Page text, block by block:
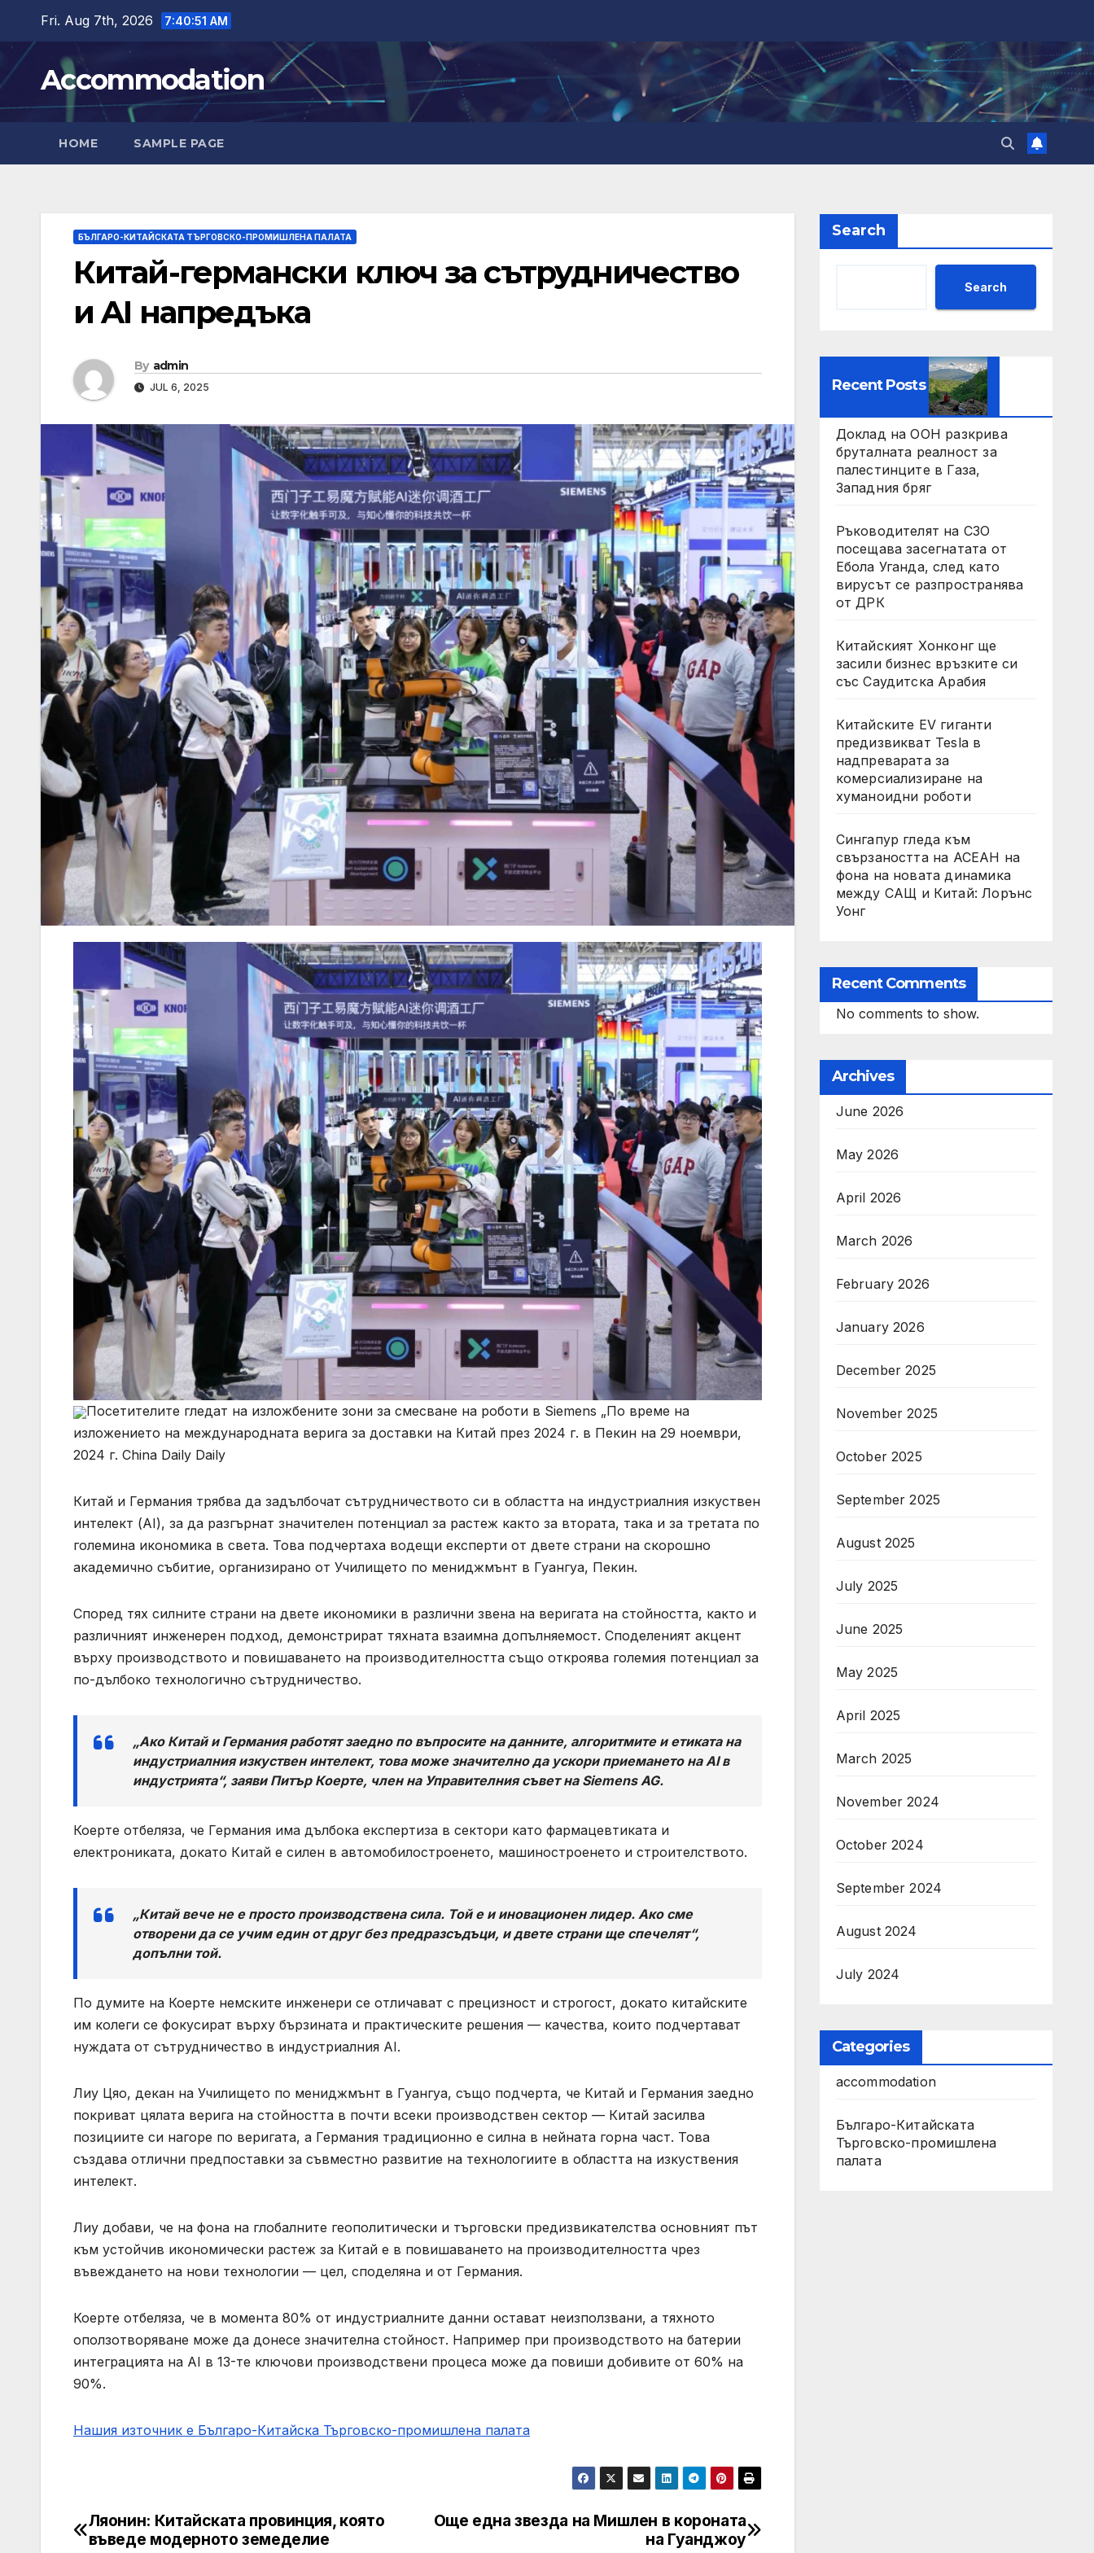
content
Fri. Aug 7th, 2026 7:40:53 AM
Accommodation
HOME SAMPLE PAGE
БЪЛГАРО-КИТАЙСКАТА ТЪРГОВСКО-ПРОМИШЛЕНА ПАЛАТА
Китай-германски ключ за сътрудничество
и AI напредъка
By admin
JUL 6, 2025
Посетителите гледат на изложбените зони за смесване на роботи в Siemens „По време на
изложението на международната верига за доставки на Китай през 2024 г. в Пекин на 29 ноември,
2024 г. China Daily Daily
Китай и Германия трябва да задълбочат сътрудничеството си в областта на индустриалния изкуствен
интелект (AI), за да разгърнат значителен потенциал за растеж както за втората, така и за третата по
големина икономика в света. Това подчертаха водещи експерти от двете страни на скорошно
академично събитие, организирано от Училището по мениджмънт в Гуангуа, Пекин.
Според тях силните страни на двете икономики в различни звена на веригата на стойността, както и
различният инженерен подход, демонстрират тяхната взаимна допълняемост. Споделеният акцент
върху производството и повишаването на производителността също откроява големия потенциал за
по-дълбоко технологично сътрудничество.
„Ако Китай и Германия работят заедно по въпросите на данните, алгоритмите и етиката на
индустриалния изкуствен интелект, това може значително да ускори приемането на AI в
индустрията“, заяви Питър Коерте, член на Управителния съвет на Siemens AG.
Коерте отбеляза, че Германия има дълбока експертиза в сектори като фармацевтиката и
електрониката, докато Китай е силен в автомобилостроенето, машиностроенето и строителството.
„Китай вече не е просто производствена сила. Той е и иновационен лидер. Ако сме
отворени да се учим един от друг без предразсъдъци, и двете страни ще спечелят“,
допълни той.
По думите на Коерте немските инженери се отличават с прецизност и строгост, докато китайските
им колеги се фокусират върху бързината и практическите решения — качества, които подчертават
нуждата от сътрудничество в индустриалния AI.
Лиу Цяо, декан на Училището по мениджмънт в Гуангуа, също подчерта, че Китай и Германия заедно
покриват цялата верига на стойността в почти всеки производствен сектор — Китай засилва
позициите си нагоре по веригата, а Германия традиционно е силна в нейната горна част. Това
създава отлични предпоставки за съвместно развитие на технологиите в областта на изкуствения
интелект.
Лиу добави, че на фона на глобалните геополитически и търговски предизвикателства основният път
към устойчив икономически растеж за Китай е в повишаването на производителността чрез
въвеждането на нови технологии — цел, споделяна и от Германия.
Коерте отбеляза, че в момента 80% от индустриалните данни остават неизползвани, а тяхното
оползотворяване може да донесе значителна стойност. Например при производството на батерии
интеграцията на AI в 13-те ключови производствени процеса може да повиши добивите от 60% на
90%.
Нашия източник е Българо-Китайска Търговско-промишлена палaта
Post
Още една звезда на Мишлен в короната
на Гуанджоу
Ляонин: Китайската провинция, която
въведе модерното земеделие
Search
Search
Recent Posts
Доклад на ООН разкрива
бруталната реалност за
палестинците в Газа,
Западния бряг
Ръководителят на СЗО
посещава засегнатата от
Ебола Уганда, след като
вирусът се разпространява
от ДРК
Китайският Хонконг ще
засили бизнес връзките си
със Саудитска Арабия
Китайските EV гиганти
предизвикват Tesla в
надпреварата за
комерсиализиране на
хуманоидни роботи
Сингапур гледа към
свързаността на АСЕАН на
фона на новата динамика
между САЩ и Китай: Лорънс
Уонг
Recent Comments
No comments to show.
Archives
June 2026
May 2026
April 2026
March 2026
February 2026
January 2026
December 2025
November 2025
October 2025
September 2025
August 2025
July 2025
June 2025
May 2025
April 2025
March 2025
November 2024
October 2024
September 2024
August 2024
July 2024
Categories
accommodation
Българо-Китайската
Търговско-промишлена
палата